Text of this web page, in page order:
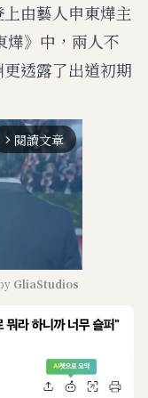
由藝人申東燁主
燁》中，兩人不
透露了出道初期
arrow_forward_ios 閱讀文章
M
u
GliaStudios